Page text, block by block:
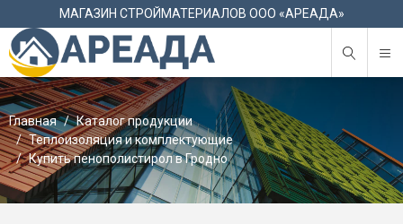
МАГАЗИН СТРОЙМАТЕРИАЛОВ ООО «АРЕАДА»
Главная
Каталог продукции
Теплоизоляция и комплектующие
Купить пенополистирол в Гродно